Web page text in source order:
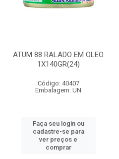
ATUM 88 RALADO EM OLEO
1X140GR(24)
Código: 40407
Embalagem: UN
Faça seu login ou
cadastre-se para
ver preços e
comprar